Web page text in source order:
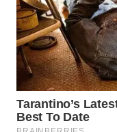
Hidratar logo
levemente
Preferir
hialurônico e
Limitar a duas
casos, manhã e
Com esses